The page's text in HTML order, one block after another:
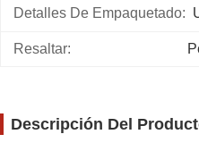
Detalles De Empaquetado:
Resaltar:
Descripción Del